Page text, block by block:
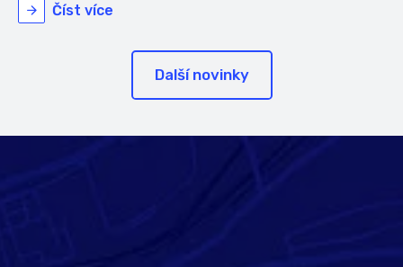
Číst více
Další novinky